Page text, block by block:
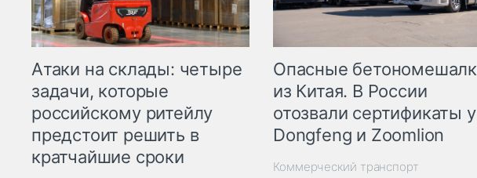
Атаки на склады: четыре
задачи, которые
российскому ритейлу
предстоит решить в
кратчайшие сроки
Опасные
из Китая. В России
отозвали сертификаты у
Dongfeng и Zoomlion
Коммерческий транспорт